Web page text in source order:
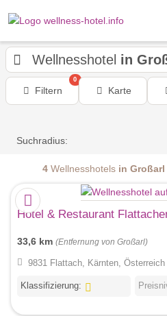
Wellnesshotel in
Filtern
0
Karte
Suchradius:
4 Wellnesshotels in Großarl
Hotel & Restaurant
33,6 km (Entfernung von Großarl)
9831 Flattach, Kärnten, Österreich
Klassifizierung: